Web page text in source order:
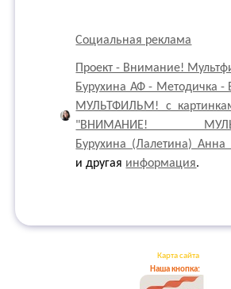
Социальная реклама
Проект - Внимание!
Бурухина АФ - Методичка
МУЛЬТФИЛЬМ! с
"ВНИМАНИЕ!
Бурухина (Лалетина) Анна
и другая информация.
Карта сайта
Наша кнопка: